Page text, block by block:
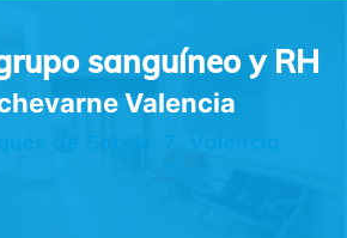
sanguíneo y RH
Valencia